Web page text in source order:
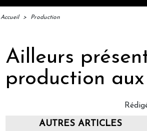
Accueil > Production
Ailleurs
production
AUTRES ARTICLES